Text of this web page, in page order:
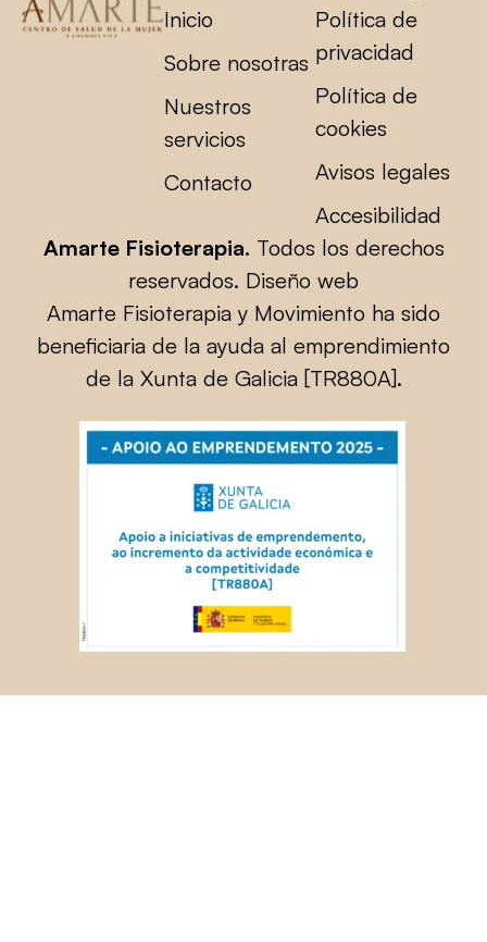
Inicio
Sobre nosotras
Nuestros
servicios
Contacto
Política de
privacidad
Política de
cookies
Avisos legales
Accesibilidad
Amarte Fisioterapia. Todos los derechos
reservados. Diseño web
Amarte Fisioterapia y Movimiento ha sido
beneficiaria de la ayuda al emprendimiento
de la Xunta de Galicia [TR880A].